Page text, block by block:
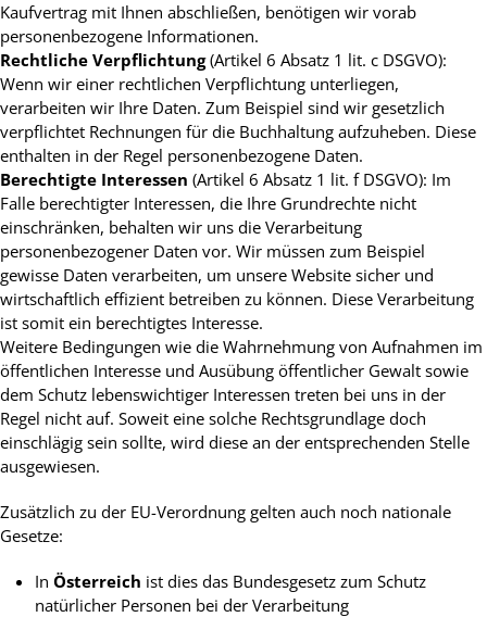
Kaufvertrag mit Ihnen abschließen, benötigen wir vorab
personenbezogene Informationen.
Rechtliche Verpflichtung(Artikel 6 Absatz 1 lit. c DSGVO):
Wenn wir einer rechtlichen Verpflichtung unterliegen,
verarbeiten wir Ihre Daten. Zum Beispiel sind wir gesetzlich
verpflichtet Rechnungen für die Buchhaltung aufzuheben. Diese
enthalten in der Regel personenbezogene Daten.
Berechtigte Interessen (Artikel 6 Absatz 1 lit. f DSGVO): Im
Falle berechtigter Interessen, die Ihre Grundrechte nicht
einschränken, behalten wir uns die Verarbeitung
personenbezogener Daten vor. Wir müssen zum Beispiel
gewisse Daten verarbeiten, um unsere Website sicher und
wirtschaftlich effizient betreiben zu können. Diese Verarbeitung
ist somit ein berechtigtes Interesse.
Weitere Bedingungen wie die Wahrnehmung von Aufnahmen im
öffentlichen Interesse und Ausübung öffentlicher Gewalt sowie
dem Schutz lebenswichtiger Interessen treten bei uns in der
Regel nicht auf. Soweit eine solche Rechtsgrundlage doch
einschlägig sein sollte, wird diese an der entsprechenden Stelle
ausgewiesen.
Zusätzlich zu der EU-Verordnung gelten auch noch nationale
Gesetze:
In Österreich ist dies das Bundesgesetz zum Schutz
natürlicher Personen bei der Verarbeitung